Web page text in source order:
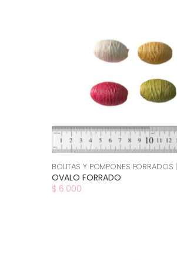
BOLITAS Y POMPONES FORRADOS |
OVALO FORRADO
$ 6.000